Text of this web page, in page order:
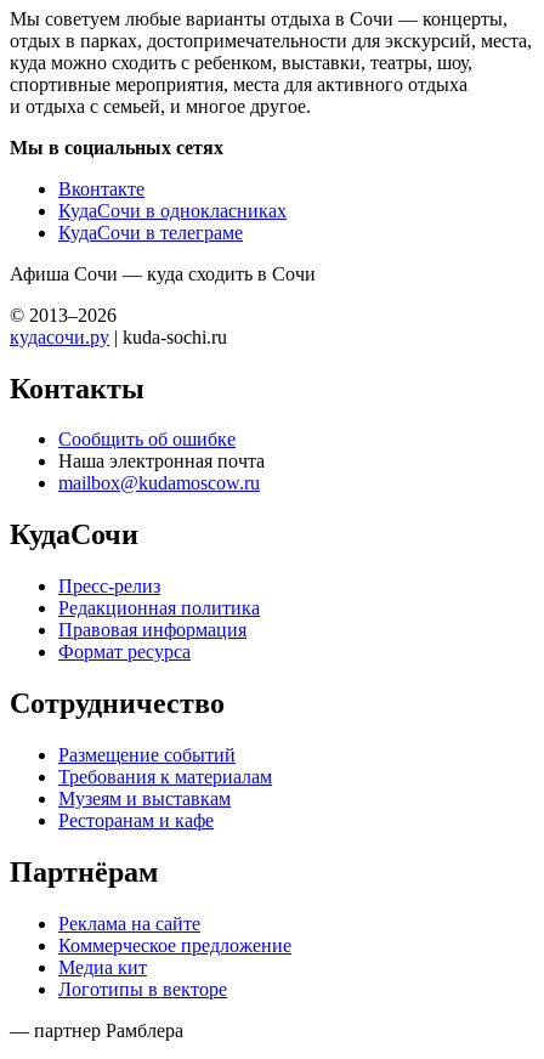
Мы советуем любые варианты отдыха в Сочи — концерты,
отдых в парках, достопримечательности для экскурсий, места,
куда можно сходить с ребенком, выставки, театры, шоу,
спортивные мероприятия, места для активного отдыха
и отдыха с семьей, и многое другое.
Мы в социальных сетях
Вконтакте
КудаСочи в однокласниках
КудаСочи в телеграме
Афиша Сочи — куда сходить в Сочи
© 2013–2026
кудасочи.ру | kuda-sochi.ru
Контакты
Сообщить об ошибке
Наша электронная почта
mailbox@kudamoscow.ru
КудаСочи
Пресс-релиз
Редакционная политика
Правовая информация
Формат ресурса
Сотрудничество
Размещение событий
Требования к материалам
Музеям и выставкам
Ресторанам и кафе
Партнёрам
Реклама на сайте
Коммерческое предложение
Медиа кит
Логотипы в векторе
— партнер Рамблера